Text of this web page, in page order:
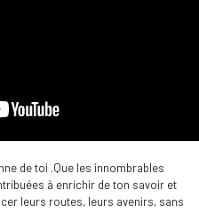
de toi .Que les innombrables
à enrichir de ton savoir et
leurs routes, leurs avenirs, sans